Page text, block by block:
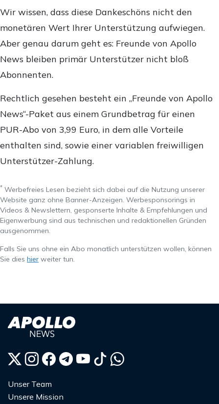
Wir wissen, dass diese Dankeschöns nicht den
monetären Wert Ihrer Unterstützung aufwiegen.
Aber genau darum geht es: Freunde von Apollo
News bleiben primär Unterstützer nicht bloß
Abonnenten.
Rechtlich gesehen besteht ein „Freunde von Apollo
News“-Paket aus einem Grundbetrag für einen
PUR-Abo von 3,99 Euro, in dem alle Vorteile
enthalten sind, sowie einer variablen freiwilligen
Unterstützer-Zahlung.
* Werbefreies Lesen bezieht sich dabei auf die Nutzung unserer
Website ganz ohne Banner-Anzeigen. Werbesponsorings in
Videos & Newslettern, gesponserte Inhalte & Empfehlungen und
Eigenwerbung sind aus technischen und redaktionellen Gründen
ausgenommen.
Falls Sie uns ohne ein Abo monatlich unterstützen wollen, können
Sie dies hier weiter tun.
Unser Team
Unsere Mission